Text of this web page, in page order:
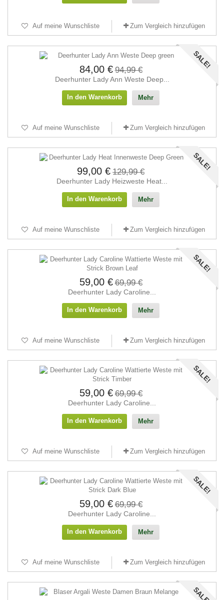
Auf meine Wunschliste Zum Vergleich hinzufügen
SALE!
84,00 € 94,99 €
Deerhunter Lady Ann Weste Deep...
In den Warenkorb Mehr
Auf meine Wunschliste Zum Vergleich hinzufügen
SALE!
99,00 € 129,99 €
Deerhunter Lady Heizweste Heat...
In den Warenkorb Mehr
Auf meine Wunschliste Zum Vergleich hinzufügen
SALE!
59,00 € 69,99 €
Deerhunter Lady Caroline...
In den Warenkorb Mehr
Auf meine Wunschliste Zum Vergleich hinzufügen
SALE!
59,00 € 69,99 €
Deerhunter Lady Caroline...
In den Warenkorb Mehr
Auf meine Wunschliste Zum Vergleich hinzufügen
SALE!
59,00 € 69,99 €
Deerhunter Lady Caroline...
In den Warenkorb Mehr
Auf meine Wunschliste Zum Vergleich hinzufügen
SALE!